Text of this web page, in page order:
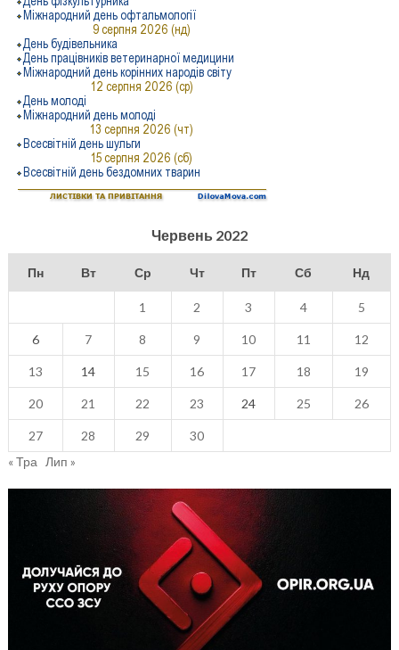
Червень 2022
Пн Вт Ср Чт Пт Сб Нд
1 2 3 4 5
6 7 8 9 10 11 12
13 14 15 16 17 18 19
20 21 22 23 24 25 26
27 28 29
30
« Тра
Лип »